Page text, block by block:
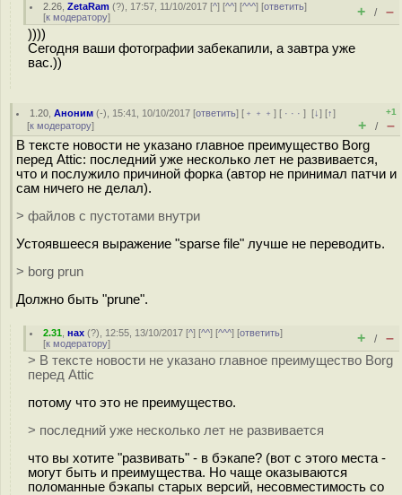
2.26 ,ZetaRam (?), 17:57, 11/10/2017 [^] [^^] [^^^] [ответить]
[к модератору] + / –
))))
Сегодня ваши фотографии забекапили, а завтра уже
вас.))
1.20 ,Аноним (-), 15:41, 10/10/2017 [ответить] [ ﹢﹢﹢] [ · · ·][↓] [↑]
[к модератору]
+1
+ / –
В тексте новости не указано главное преимущество Borg
перед Attic: последний уже несколько лет не развивается,
что и послужило причиной форка (автор не принимал патчи и
сам ничего не делал).
> файлов с пустотами внутри
Устоявшееся выражение "sparse file" лучше не переводить.
> borg prun
Должно быть "prune".
2.31 ,нах (?), 12:55, 13/10/2017 [^] [^^] [^^^] [ответить]
[к модератору] + / –
> В тексте новости не указано главное преимущество Borg
перед Attic
потому что это не преимущество.
> последний уже несколько лет не развивается
что вы хотите "развивать" - в бэкапе? (вот с этого места -
могут быть и преимущества. Но чаще оказываются
поломанные бэкапы старых версий, несовместимость со